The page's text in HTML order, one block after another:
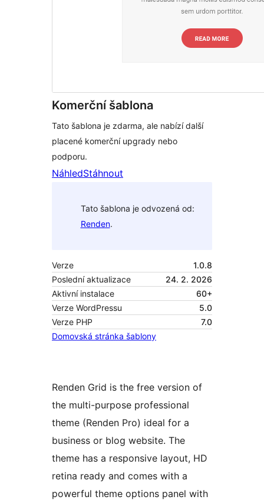
Komerční šablona
Tato šablona je zdarma, ale nabízí další
placené komerční upgrady nebo
podporu.
NáhledStáhnout
Tato šablona je odvozená od:
Renden.
Verze
1.0.8
Poslední aktualizace
24. 2. 2026
Aktivní instalace
60+
Verze WordPressu
5.0
Verze PHP
7.0
Domovská stránka šablony
Renden Grid is the free version of
the multi-purpose professional
theme (Renden Pro) ideal for a
business or blog website. The
theme has a responsive layout, HD
retina ready and comes with a
powerful theme options panel with